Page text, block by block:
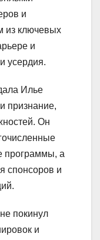
и
из ключевых
и
усердия.
Илье
признание,
Он
программы, а
спонсоров и
покинул
и